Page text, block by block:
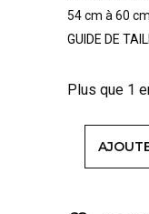
54 cm à 60 cm
GUIDE DE
Plus que 1